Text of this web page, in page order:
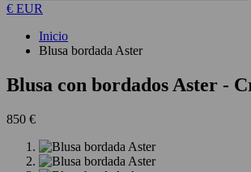
€ EUR
Inicio
Blusa bordada Aster
Blusa con bordados Aster -
850 €